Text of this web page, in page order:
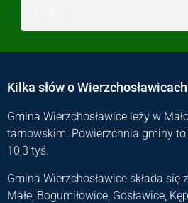
Kilka słów o Wierzchosławicach
Gmina Wierzchosławice leży w
tarnowskim. Powierzchnia gminy
10,3 tyś.
Gmina Wierzchosławice składa się
Małe, Bogumiłowice, Gosławice,